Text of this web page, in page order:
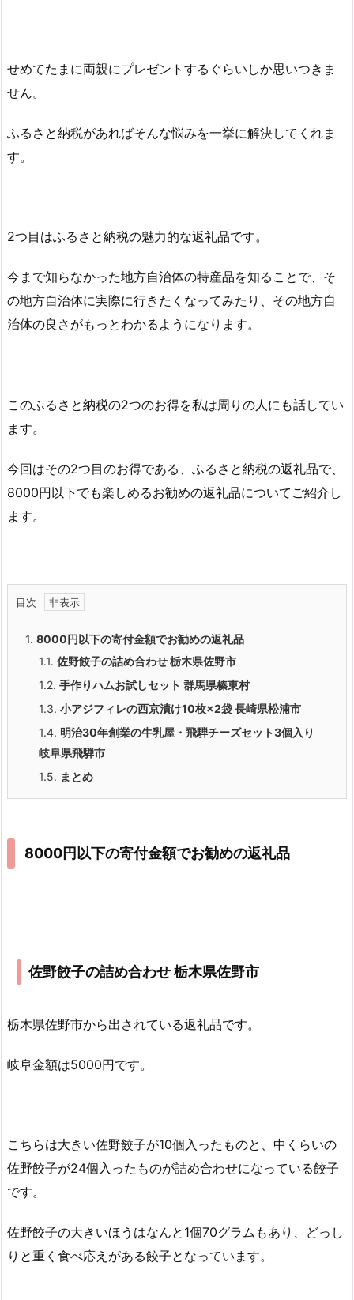
せめてたまに両親にプレゼントするぐらいしか思いつきま
せん。
ふるさと納税があればそんな悩みを一挙に解決してくれま
す。
2つ目はふるさと納税の魅力的な返礼品です。
今まで知らなかった地方自治体の特産品を知ることで、そ
の地方自治体に実際に行きたくなってみたり、その地方自
治体の良さがもっとわかるようになります。
このふるさと納税の2つのお得を私は周りの人にも話してい
ます。
今回はその2つ目のお得である、ふるさと納税の返礼品で、
8000円以下でも楽しめるお勧めの返礼品についてご紹介し
ます。
目次
1. 8000円以下の寄付金額でお勧めの返礼品
1.1. 佐野餃子の詰め合わせ 栃木県佐野市
1.2. 手作りハムお試しセット 群馬県榛東村
1.3. 小アジフィレの西京漬け10枚×2袋 長崎県松浦市
1.4. 明治30年創業の牛乳屋・飛騨チーズセット3個入り
岐阜県飛騨市
1.5. まとめ
8000円以下の寄付金額でお勧めの返礼品
佐野餃子の詰め合わせ 栃木県佐野市
栃木県佐野市から出されている返礼品です。
岐阜金額は5000円です。
こちらは大きい佐野餃子が10個入ったものと、中くらいの
佐野餃子が24個入ったものが詰め合わせになっている餃子
です。
佐野餃子の大きいほうはなんと1個70グラムもあり、どっし
りと重く食べ応えがある餃子となっています。